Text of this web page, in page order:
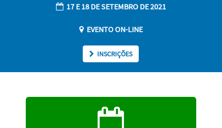
17 E 18 DE SETEMBRO DE 2021
EVENTO ON-LINE
INSCRIÇÕES